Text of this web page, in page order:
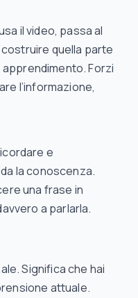
il video, passa al
quella parte
apprendimento. Forzi
l’informazione,
e
la conoscenza.
una frase in
a parlarla.
Significa che hai
attuale.